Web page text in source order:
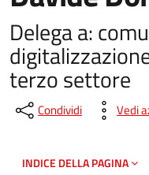
Delega a:
terzo settore
Condividi Vedi
INDICE DELLA PAGINA